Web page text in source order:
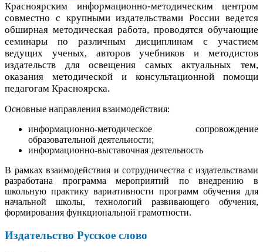
Красноярским информационно-методическим центром
совместно с крупными издательствами России ведется
обширная методическая работа, проводятся обучающие
семинары по различным дисциплинам с участием
ведущих ученых, авторов учебников и методистов
издательств для освещения самых актуальных тем,
оказания методической и консультационной помощи
педагогам Красноярска.
Основные направления взаимодействия:
информационно-методическое сопровождение
образовательной деятельности;
информационно-выставочная деятельность
В рамках взаимодействия и сотрудничества с издательствами
разработана программа мероприятий по внедрению в
школьную практику вариативности программ обучения для
начальной школы, технологий развивающего обучения,
формирования функциональной грамотности.
Издательство Русское слово